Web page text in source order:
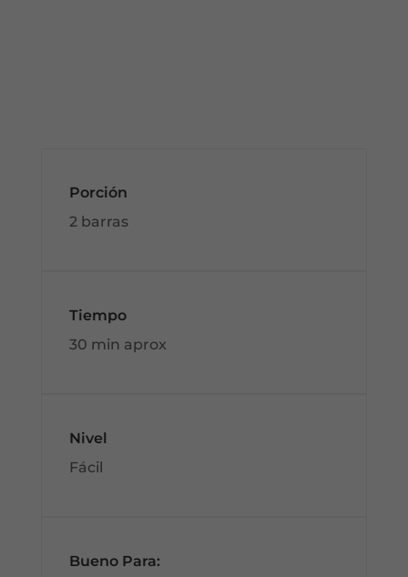
Porción
2 barras
Tiempo
30 min aprox
Nivel
Fácil
Bueno Para: